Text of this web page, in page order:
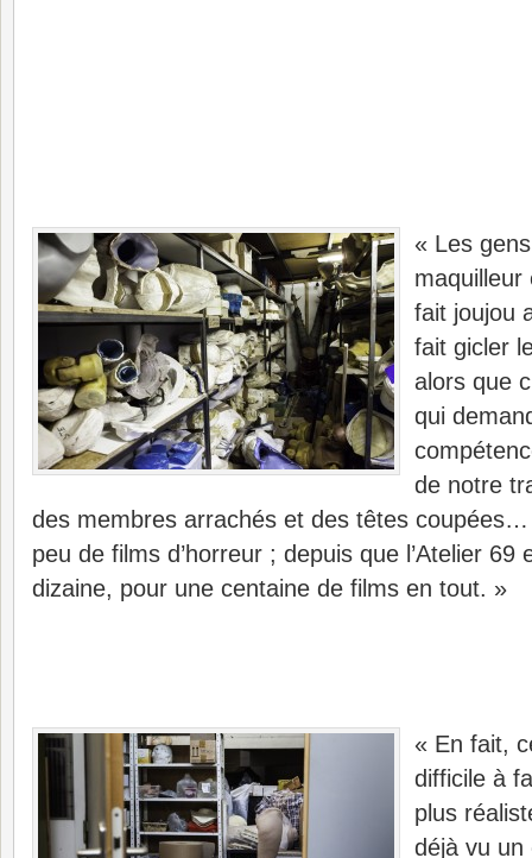
« Les
maquilleur
fait joujou
fait gicler
alors que
qui
de notre
des membres arrachés et des têtes
peu de films d’horreur ; depuis que l’Atelier
dizaine, pour une centaine de films en tout. »
« En fait,
difficile à
plus
déjà vu un